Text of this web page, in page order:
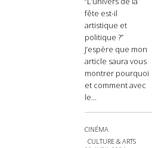
fête est-il
artistique et
politique ?”
J’espère que mon
article saura vous
montrer pourquoi
et comment avec
le...
CINÉMA
CULTURE & ARTS